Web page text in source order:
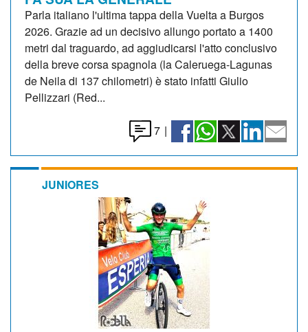
Parla italiano l'ultima tappa della Vuelta a Burgos
2026. Grazie ad un decisivo allungo portato a 1400
metri dal traguardo, ad aggiudicarsi l'atto conclusivo
della breve corsa spagnola (la Caleruega-Lagunas
de Neila di 137 chilometri) è stato infatti Giulio
Pellizzari (Red...
7 |
JUNIORES